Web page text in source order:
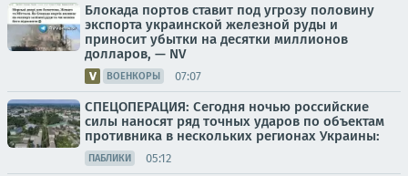
Блокада портов ставит под угрозу половину
экспорта украинской железной руды и
приносит убытки на десятки миллионов
долларов, — NV
ВОЕНКОРЫ 07:07
СПЕЦОПЕРАЦИЯ: Сегодня ночью российские
силы наносят ряд точных ударов по объектам
противника в нескольких регионах Украины:
ПАБЛИКИ 05:12